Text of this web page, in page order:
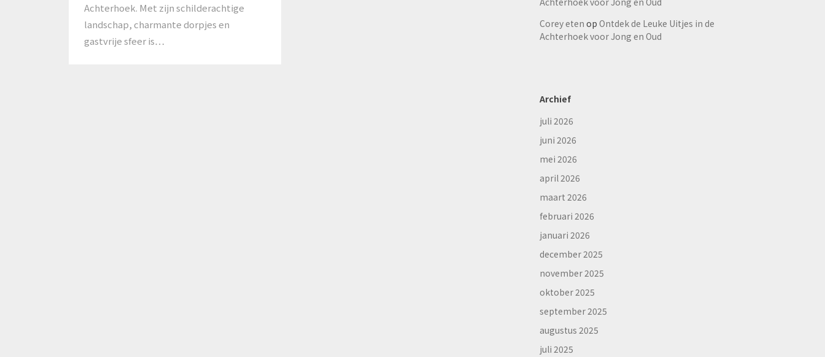
Achterhoek. Met zijn schilderachtige
landschap, charmante dorpjes en
gastvrije sfeer is…
Corey eten op Ontdek de Leuke Uitjes in de
Achterhoek voor Jong en Oud
Archief
juli 2026
juni 2026
mei 2026
april 2026
maart 2026
februari 2026
januari 2026
december 2025
november 2025
oktober 2025
september 2025
augustus 2025
juli 2025